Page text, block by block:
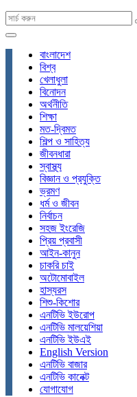
বাংলাদেশ
বিশ্ব
খেলাধুলা
বিনোদন
অর্থনীতি
শিক্ষা
মত-দ্বিমত
শিল্প ও সাহিত্য
জীবনধারা
স্বাস্থ্য
বিজ্ঞান ও প্রযুক্তি
ভ্রমণ
ধর্ম ও জীবন
নির্বাচন
সহজ ইংরেজি
প্রিয় প্রবাসী
আইন-কানুন
চাকরি চাই
অটোমোবাইল
হাস্যরস
শিশু-কিশোর
এনটিভি ইউরোপ
এনটিভি মালয়েশিয়া
এনটিভি ইউএই
English Version
এনটিভি বাজার
এনটিভি কানেক্ট
যোগাযোগ